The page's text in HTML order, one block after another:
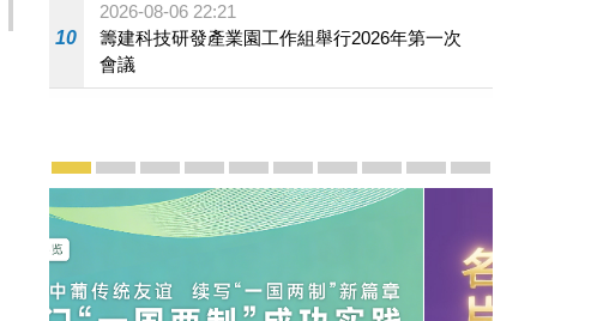
10
2026-08-06 22:21
籌建科技研發產業園工作組舉行2026年第一次
會議
宣傳及推廣
賡續中葡傳統友誼 續寫“一國兩制”新篇章 — 澳門“一國
澳門名片集
行政長官岑浩輝11月18日發表2026年施政報
施政特寫澳門特別行政區經濟和社會發展第
橫琴粵澳深度合作區專題網站
施政小講堂
走進澳門澳門相簿2020
《澳门微视